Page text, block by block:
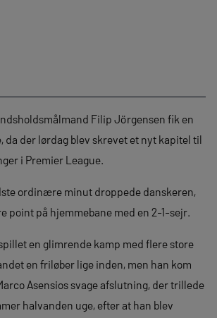
Filip Jörgensen fik en
da der lørdag blev skrevet et nyt kapitel til
i Premier League.
ordinære minut droppede danskeren,
point på hjemmebane med en 2-1-sejr.
en glimrende kamp med flere store
en friløber lige inden, men han kom
Asensios svage afslutning, der trillede
halvanden uge, efter at han blev